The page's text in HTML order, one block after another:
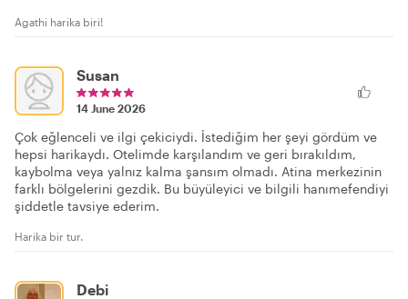
Agathi harika biri!
Susan
14 June 2026
Çok eğlenceli ve ilgi çekiciydi. İstediğim her şeyi gördüm ve
hepsi harikaydı. Otelimde karşılandım ve geri bırakıldım,
kaybolma veya yalnız kalma şansım olmadı. Atina merkezinin
farklı bölgelerini gezdik. Bu büyüleyici ve bilgili hanımefendiyi
şiddetle tavsiye ederim.
Harika bir tur.
Debi